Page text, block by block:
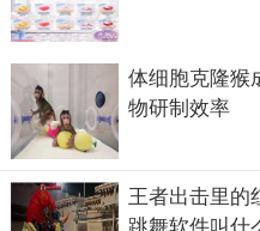
动驾驶是唯一解决人工费用
下，大公司都已经投入巨大
可以预见在未来出租车司机
体细胞克隆猴
物研制效率
王者出击里的